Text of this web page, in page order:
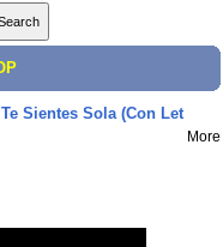
Sientes Sola (Con Let
More